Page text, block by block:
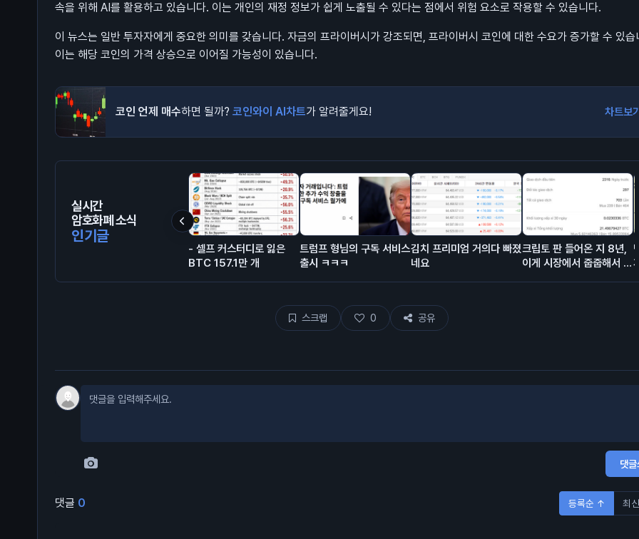
속을 위해 AI를 활용하고 있습니다. 이는 개인의 재정 정보가 쉽게 노출될 수 있다는 점에서 위험 요소로 작용할 수 있습니다.
이 뉴스는 일반 투자자에게 중요한 의미를 갖습니다. 자금의 프라이버시가 강조되면, 프라이버시 코인에 대한 수요가 증가할 수 있습
이는 해당 코인의 가격 상승으로 이어질 가능성이 있습니다.
코인 언제 매수하면 될까? 코인와이 AI차트가 알려줄게요! 차트보
실시간
암호화폐 소식
인기글
- 셀프 커스터디로 잃은
BTC 157.1만 개
트럼프 형님의 구독 서비스
출시 ㅋㅋㅋ
김치 프리미엄 거의다 빠졌
네요
크립토 판 들어온 지 8년,
이게 시장에서 줍줍해서 모
스크랩 0 공유
댓
댓글 0 등록순 ↑ 최